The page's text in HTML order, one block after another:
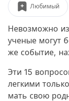
Любимый
Невозможно
ученые могут
же событие,
Эти 15
легкими
мать свою